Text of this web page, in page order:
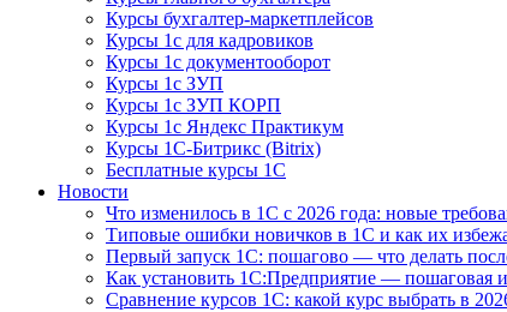
Курсы бухгалтер-маркетплейсов
Курсы 1с для кадровиков
Курсы 1с документооборот
Курсы 1с ЗУП
Курсы 1с ЗУП КОРП
Курсы 1с Яндекс Практикум
Курсы 1С-Битрикс (Bitrix)
Бесплатные курсы 1С
Новости
Что изменилось в 1С с 2026 года: новые
Типовые ошибки новичков в 1С и как их
Первый запуск 1С: пошагово — что делать
Как установить 1С:Предприятие — пошаговая
Сравнение курсов 1С: какой курс выбрать в